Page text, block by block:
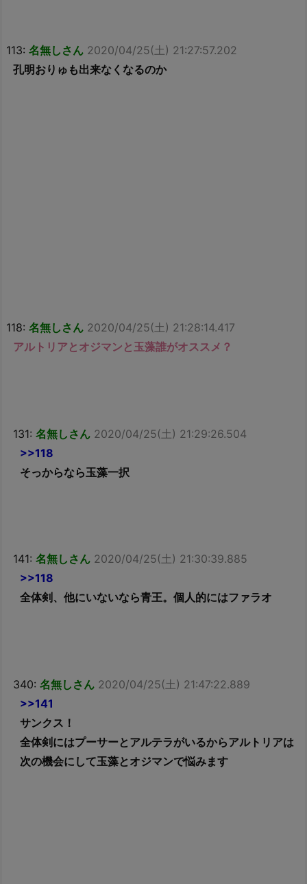
113: 名無しさん 2020/04/25(土) 21:27:57.202
孔明おりゅも出来なくなるのか
118: 名無しさん 2020/04/25(土) 21:28:14.417
アルトリアとオジマンと玉藻誰がオススメ？
131: 名無しさん 2020/04/25(土) 21:29:26.504
>>118
そっからなら玉藻一択
141: 名無しさん 2020/04/25(土) 21:30:39.885
>>118
全体剣、他にいないなら青王。個人的にはファラオ
340: 名無しさん 2020/04/25(土) 21:47:22.889
>>141
サンクス！
全体剣にはプーサーとアルテラがいるからアルトリアは
次の機会にして玉藻とオジマンで悩みます